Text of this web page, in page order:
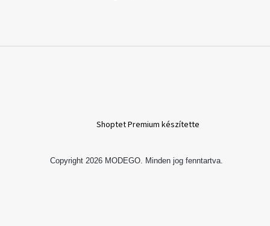
Shoptet Premium készítette
Copyright 2026 MODEGO . Minden jog fenntartva.